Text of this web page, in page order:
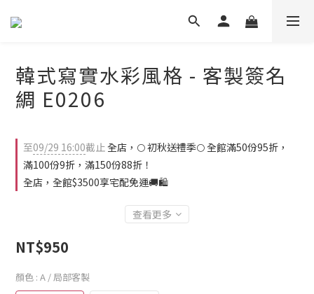
韓式寫實水彩風格 - 客製簽名
綢 E0206
至09/29 16:00截止全店，🌕 初秋送禮季🌕 全館滿50份95折，
滿100份9折，滿150份88折！
全店，全館$3500享宅配免運🚚🛍️
查看更多
NT$950
顏色 : A / 局部客製